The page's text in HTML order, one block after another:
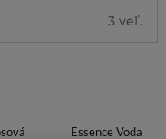
3 veľ.
Essence Voda